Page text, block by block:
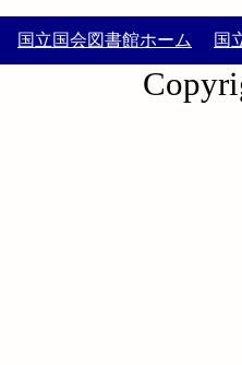
国立国会図書館ホーム 国